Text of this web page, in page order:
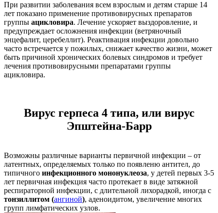
При развитии заболевания всем взрослым и детям старше 14
лет показано применение противовирусных препаратов
группы ацикловира. Лечение ускоряет выздоровление, и
предупреждает осложнения инфекции (ветряночный
энцефалит, церебеллит). Реактивация инфекции довольно
часто встречается у пожилых, снижает качество жизни, может
быть причиной хронических болевых синдромов и требует
лечения противовирусными препаратами группы
ацикловира.
Вирус герпеса 4 типа, или вирус
Эпштейна-Барр
Возможны различные варианты первичной инфекции – от
латентных, определяемых только по появленю антител, до
типичного инфекционного мононуклеоза, у детей первых 3-5
лет первичная инфекция часто протекает в виде затяжной
респираторной инфекции, с длительной лихорадкой, иногда с
тонзиллитом (ангиной), аденоидитом, увеличение многих
групп лимфатических узлов.